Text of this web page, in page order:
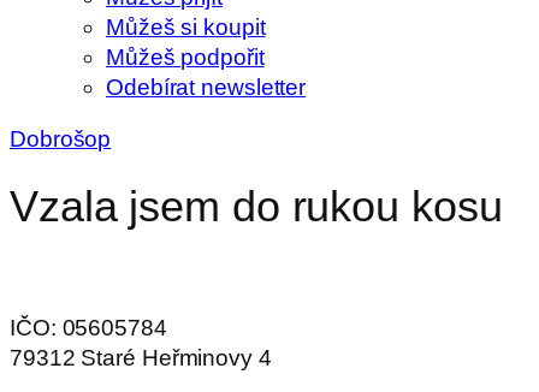
Můžeš si koupit
Můžeš podpořit
Odebírat newsletter
Dobrošop
Vzala jsem do rukou kosu
IČO: 05605784
79312 Staré Heřminovy 4